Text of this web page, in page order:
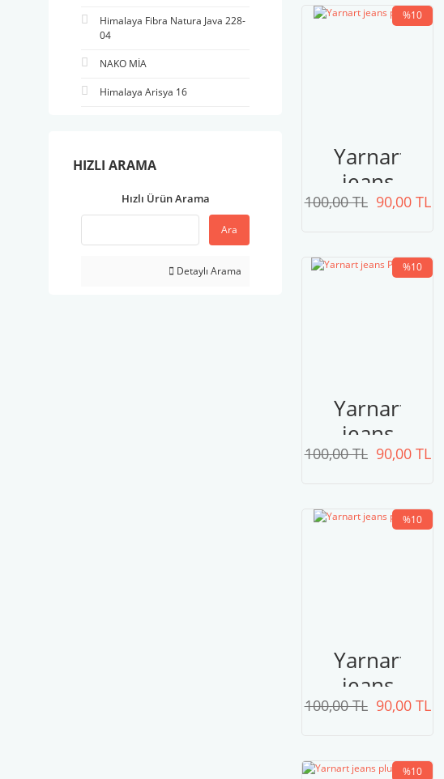
Himalaya Fibra Natura Java 228-
04
NAKO MİA
Himalaya Arisya 16
HIZLI ARAMA
Hızlı Ürün Arama
Ara
Detaylı Arama
%10
Yarnart
jeans
plus90,00 TL
100,00 TL
%10
Yarnart
jeans
PLUS90,00 TL
100,00 TL
%10
Yarnart
jeans
plus90,00 TL
100,00 TL
%10